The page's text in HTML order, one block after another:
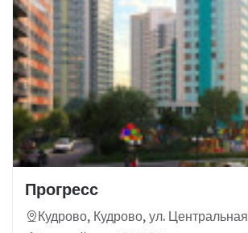
Прогресс
Кудрово, Кудрово, ул. Центральная